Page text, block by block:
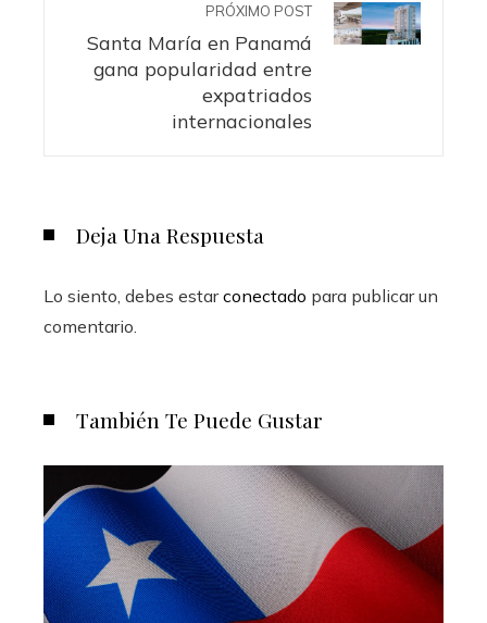
PRÓXIMO POST
Santa María en Panamá
gana popularidad entre
expatriados
internacionales
Deja Una Respuesta
Lo siento, debes estarconectado para publicar un
comentario.
También Te Puede Gustar